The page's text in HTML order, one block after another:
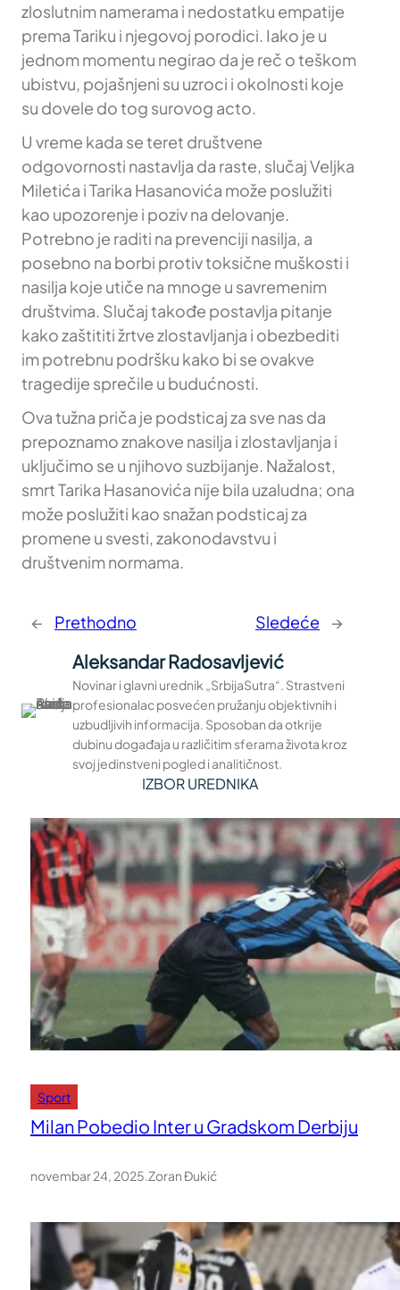
zloslutnim namerama i nedostatku empatije
prema Tariku i njegovoj porodici. Iako je u
jednom momentu negirao da je reč o teškom
ubistvu, pojašnjeni su uzroci i okolnosti koje
su dovele do tog surovog acto.
U vreme kada se teret društvene
odgovornosti nastavlja da raste, slučaj Veljka
Miletića i Tarika Hasanovića može poslužiti
kao upozorenje i poziv na delovanje.
Potrebno je raditi na prevenciji nasilja, a
posebno na borbi protiv toksične muškosti i
nasilja koje utiče na mnoge u savremenim
društvima. Slučaj takođe postavlja pitanje
kako zaštititi žrtve zlostavljanja i obezbediti
im potrebnu podršku kako bi se ovakve
tragedije sprečile u budućnosti.
Ova tužna priča je podsticaj za sve nas da
prepoznamo znakove nasilja i zlostavljanja i
uključimo se u njihovo suzbijanje. Nažalost,
smrt Tarika Hasanovića nije bila uzaludna; ona
može poslužiti kao snažan podsticaj za
promene u svesti, zakonodavstvu i
društvenim normama.
← Prethodno Sledeće →
Aleksandar Radosavljević
Novinar i glavni urednik „SrbijaSutra“. Strastveni
profesionalac posvećen pružanju objektivnih i
uzbudljivih informacija. Sposoban da otkrije
dubinu događaja u različitim sferama života kroz
svoj jedinstveni pogled i analitičnost.
IZBOR UREDNIKA
Sport
Milan Pobedio Inter u Gradskom Derbiju
novembar 24, 2025.Zoran Đukić